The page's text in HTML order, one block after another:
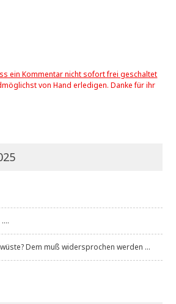
ein Kommentar nicht sofort frei geschaltet
von Hand erledigen. Danke für ihr
Dem muß widersprochen werden ...